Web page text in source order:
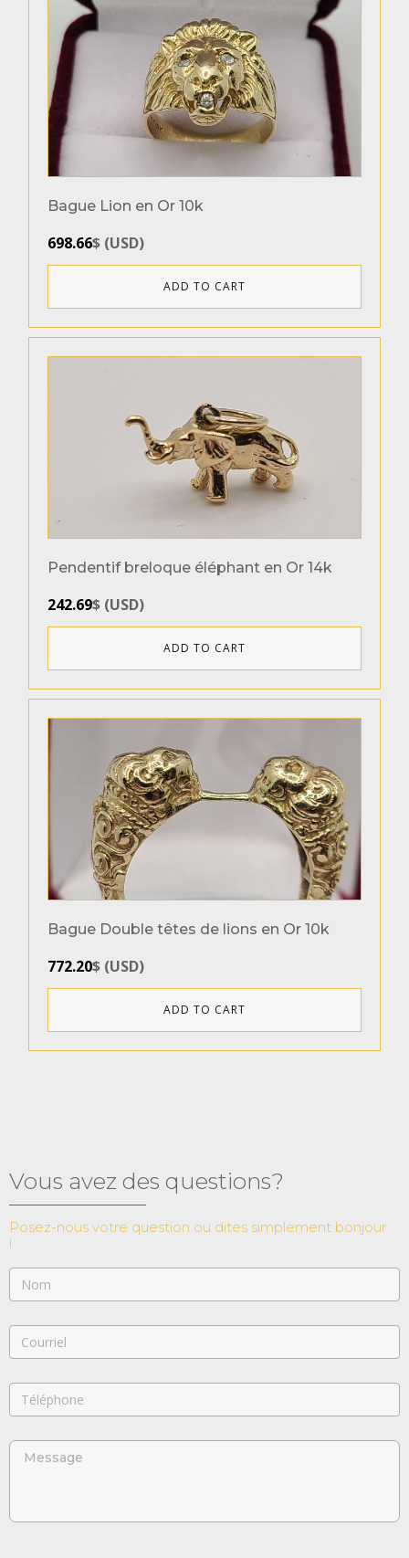
Bague Lion en Or 10k
698.66$ (USD)
ADD TO CART
Pendentif breloque éléphant en Or 14k
242.69$ (USD)
ADD TO CART
Bague Double têtes de lions en Or 10k
772.20$ (USD)
ADD TO CART
Vous avez des questions?
Posez-nous votre question ou dites simplement bonjour
!